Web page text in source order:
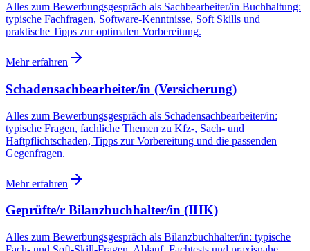
Alles zum Bewerbungsgespräch als Sachbearbeiter/in Buchhaltung:
typische Fachfragen, Software-Kenntnisse, Soft Skills und
praktische Tipps zur optimalen Vorbereitung.
Mehr erfahren
Schadensachbearbeiter/in (Versicherung)
Alles zum Bewerbungsgespräch als Schadensachbearbeiter/in:
typische Fragen, fachliche Themen zu Kfz-, Sach- und
Haftpflichtschaden, Tipps zur Vorbereitung und die passenden
Gegenfragen.
Mehr erfahren
Geprüfte/r Bilanzbuchhalter/in (IHK)
Alles zum Bewerbungsgespräch als Bilanzbuchhalter/in: typische